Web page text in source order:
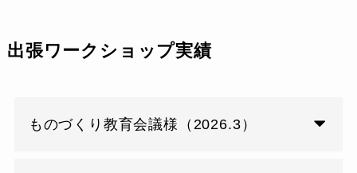
出張ワークショップ実績
ものづくり教育会議様（2026.3）